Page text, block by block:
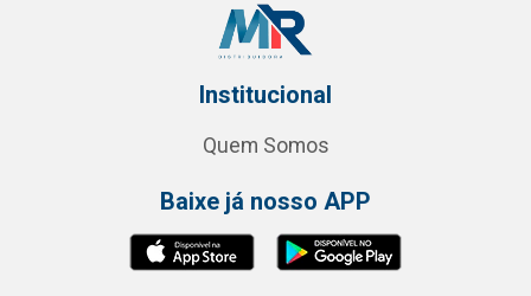
Institucional
Quem Somos
Baixe já nosso APP